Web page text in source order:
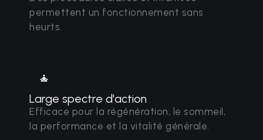
permettent un fonctionnement sans
heurts.
Large spectre d'action
Efficace pour la régénération, le sommeil,
la performance et la vitalité générale.